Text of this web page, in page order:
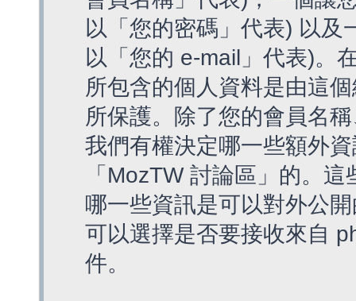
以「您的密碼」代表) 以及
以「您的 e-mail」代表)。
所包含的個人資料是由這
所保護。除了您的會員名
我們有權決定哪一些額外
「MozTW 討論區」的。
哪一些資訊是可以對外公
可以選擇是否要接收來自
件。